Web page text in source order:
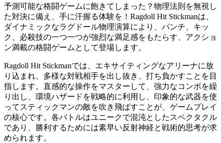
予測可能な格闘ゲームに飽きてしまった？物理法則を無視し
た対決に備え、手に汗握る体験を！Ragdoll Hit Stickmanは、
ダイナミックなラグドール物理演算により、パンチ、キッ
ク、必殺技の一つ一つが強烈な満足感をもたらす、アクショ
ン満載の格闘ゲームとして登場します。
Ragdoll Hit Stickmanでは、エキサイティングなアリーナに放
り込まれ、多様な対戦相手を出し抜き、打ち負かすことを目
指します。直感的な操作をマスターして、強力なコンボを繰
り出し、環境ハザードを戦略的に利用し、印象的な武器を使
ってスティックマンの敵を吹き飛ばすことが、ゲームプレイ
の核心です。各バトルはユニークで混沌としたスペクタクル
であり、勝利するためには素早い反射神経と戦術的思考が求
められます。